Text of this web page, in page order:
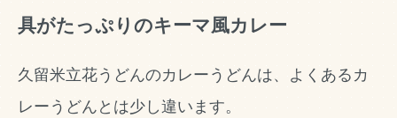
具がたっぷりのキーマ風カレー
久留米立花うどんのカレーうどんは、よくあるカ
レーうどんとは少し違います。